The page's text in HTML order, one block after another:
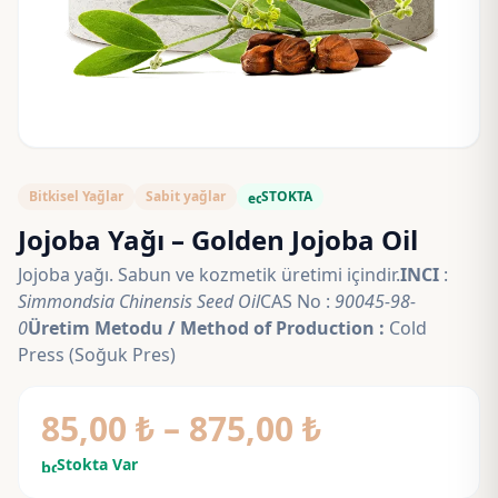
Bitkisel Yağlar Sabit yağlar ecoSTOKTA
Jojoba Yağı – Golden Jojoba Oil
Jojoba yağı. Sabun ve kozmetik üretimi içindir.INCI :
Simmondsia Chinensis Seed OilCAS No : 90045-98-
0Üretim Metodu / Method of Production : Cold
Press (Soğuk Pres)
85,00 ₺ – 875,00 ₺Fiyat
boltStokta Var